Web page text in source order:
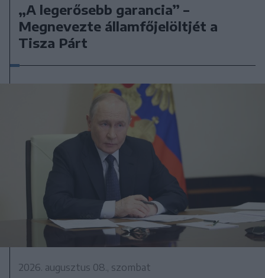
„A legerősebb garancia” –
Megnevezte államfőjelöltjét a
Tisza Párt
2026. augusztus 08., szombat